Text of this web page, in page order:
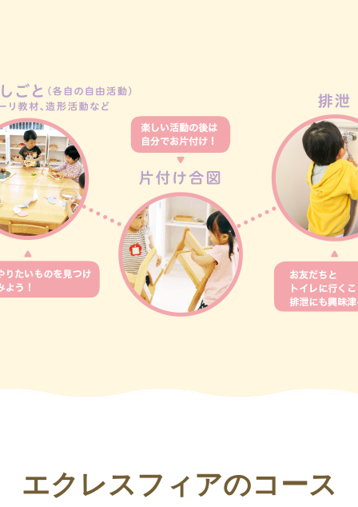
エクレスフィアのコース